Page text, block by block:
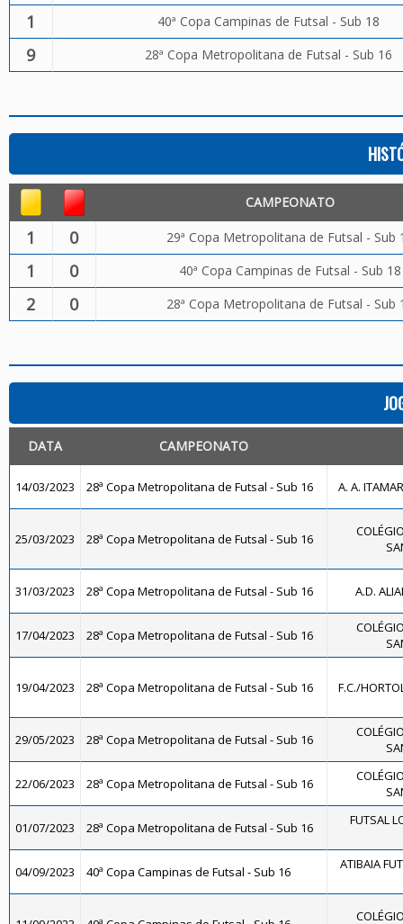
1 40ª Copa Campinas de Futsal - Sub 18
9 28ª Copa Metropolitana de Futsal - Sub 16
CAMPEONATO
1 0 29ª Copa Metropolitana de Futsal - Sub
1 0 40ª Copa Campinas de Futsal - Sub 18
2 0 28ª Copa Metropolitana de Futsal - Sub
DATA CAMPEONATO
14/03/2023 28ª Copa Metropolitana de Futsal - Sub 16 A. A.
25/03/2023 28ª Copa Metropolitana de Futsal - Sub 16
31/03/2023 28ª Copa Metropolitana de Futsal - Sub 16 A.D.
17/04/2023 28ª Copa Metropolitana de Futsal - Sub 16
19/04/2023 28ª Copa Metropolitana de Futsal - Sub 16 F.C./
29/05/2023 28ª Copa Metropolitana de Futsal - Sub 16
22/06/2023 28ª Copa Metropolitana de Futsal - Sub 16
01/07/2023 28ª Copa Metropolitana de Futsal - Sub 16 FUTSAL
04/09/2023 40ª Copa Campinas de Futsal - Sub 16 ATIBAIA